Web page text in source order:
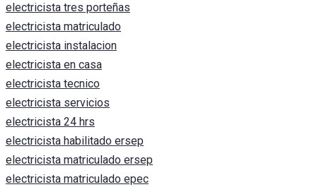
electricista tres porteñas
electricista matriculado
electricista instalacion
electricista en casa
electricista tecnico
electricista servicios
electricista 24 hrs
electricista habilitado ersep
electricista matriculado ersep
electricista matriculado epec